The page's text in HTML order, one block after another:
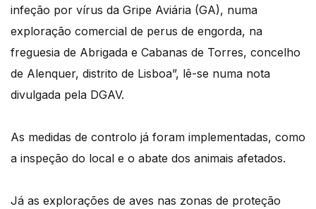
infeção por vírus da Gripe Aviária (GA), numa
exploração comercial de perus de engorda, na
freguesia de Abrigada e Cabanas de Torres, concelho
de Alenquer, distrito de Lisboa”, lê-se numa nota
divulgada pela DGAV.
As medidas de controlo já foram implementadas, como
a inspeção do local e o abate dos animais afetados.
Já as explorações de aves nas zonas de proteção